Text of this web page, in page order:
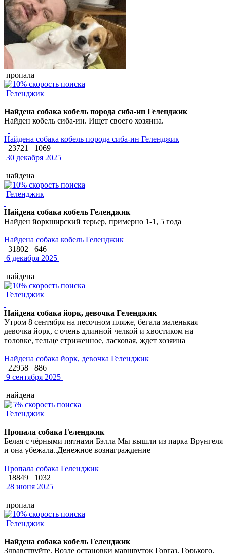
пропала
Геленджик
Найдена собака кобель порода сиба-ин Геленджик
Найден кобель сиба-ин. Ищет своего хозяина.
Найдена собака кобель порода сиба-ин Геленджик
23721
1069
30 декабря 2025
найдена
Геленджик
Найдена собака кобель Геленджик
Найден йоркширский терьер, примерно 1-1, 5 года
Найдена собака кобель Геленджик
31802
646
6 декабря 2025
найдена
Геленджик
Найдена собака йорк, девочка Геленджик
Утром 8 сентября на песочном пляже, бегала маленькая
девочка йорк, с очень длинной челкой и хвостиком на
головке, тельце стриженное, ласковая, ждет хозяина
Найдена собака йорк, девочка Геленджик
22958
886
9 сентября 2025
найдена
Геленджик
Пропала собака Геленджик
Белая с чёрными пятнами Бэлла Мы вышли из парка Врунгеля
и она убежала..Денежное вознаграждение
Пропала собака Геленджик
18849
1032
28 июня 2025
пропала
Геленджик
Найдена собака кобель Геленджик
Здравствуйте. Возле остановки маршруток Горгаз, Горького,